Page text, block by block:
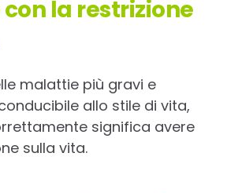
la restrizione
malattie più gravi e
allo stile di vita,
significa avere
sulla vita.